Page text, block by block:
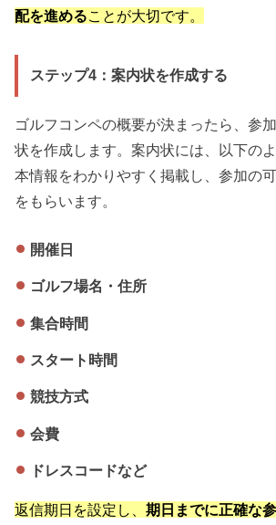
配を進めることが大切です。
ステップ4：案内状を作成する
ゴルフコンペの概要が決まったら、参
状を作成します。案内状には、以下の
本情報をわかりやすく掲載し、参加の
をもらいます。
開催日
ゴルフ場名・住所
集合時間
スタート時間
競技方式
会費
ドレスコードなど
返信期日を設定し、期日までに正確な